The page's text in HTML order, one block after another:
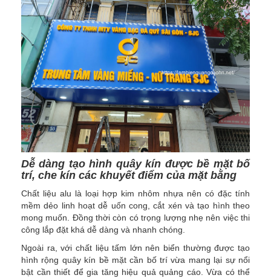
Dễ dàng tạo hình quây kín được bề mặt bố
trí, che kín các khuyết điểm của mặt bằng
Chất liệu alu là loại hợp kim nhôm nhựa nên có đặc tính
mềm dẻo linh hoạt dễ uốn cong, cắt xén và tạo hình theo
mong muốn. Đồng thời còn có trọng lượng nhẹ nên việc thi
công lắp đặt khá dễ dàng và nhanh chóng.
Ngoài ra, với chất liệu tấm lớn nên biển thường được tạo
hình rộng quây kín bề mặt cần bố trí vừa mang lại sự nổi
bật cần thiết để gia tăng hiệu quả quảng cáo. Vừa có thể